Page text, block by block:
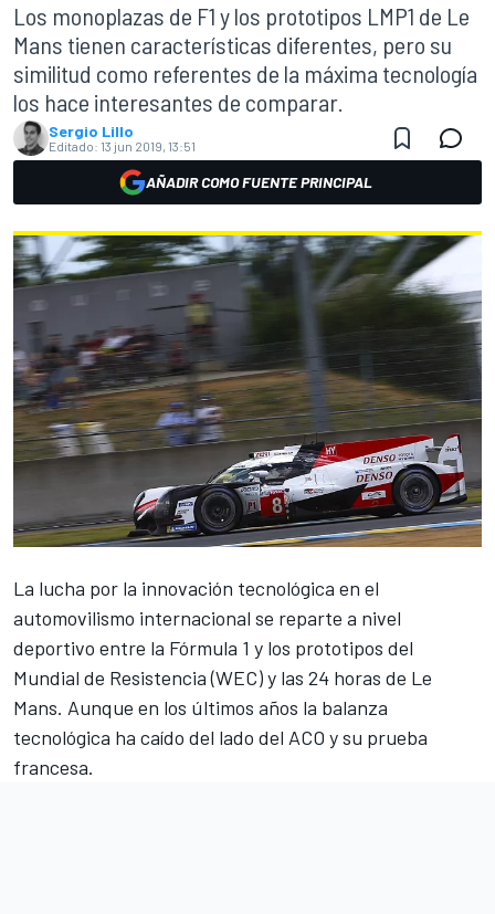
Los monoplazas de F1 y los prototipos LMP1 de Le
Mans tienen características diferentes, pero su
similitud como referentes de la máxima tecnología
los hace interesantes de comparar.
Sergio Lillo
Editado: 13 jun 2019, 13:51
AÑADIR COMO FUENTE PRINCIPAL
La lucha por la innovación tecnológica en el
automovilismo internacional se reparte a nivel
deportivo entre la Fórmula 1 y los prototipos del
Mundial de Resistencia (WEC) y las 24 horas de Le
Mans. Aunque en los últimos años la balanza
tecnológica ha caído del lado del ACO y su prueba
francesa.